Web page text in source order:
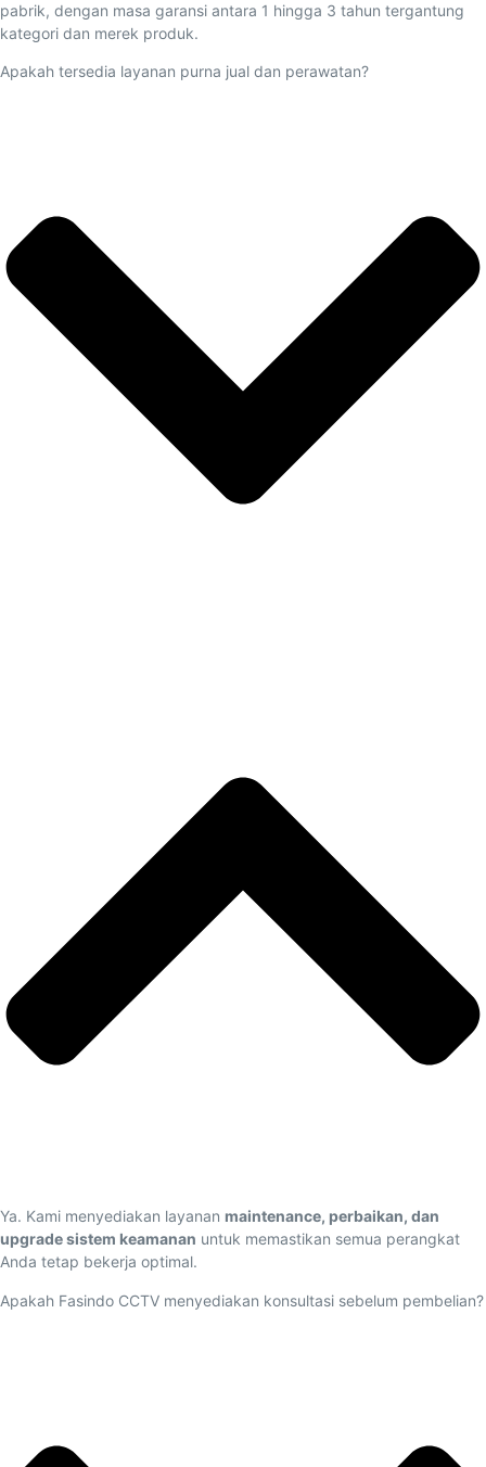
pabrik, dengan masa garansi antara 1 hingga 3 tahun tergantung
kategori dan merek produk.
Apakah tersedia layanan purna jual dan perawatan?
Ya. Kami menyediakan layanan maintenance, perbaikan, dan
upgrade sistem keamanan untuk memastikan semua perangkat
Anda tetap bekerja optimal.
Apakah Fasindo CCTV menyediakan konsultasi sebelum pembelian?